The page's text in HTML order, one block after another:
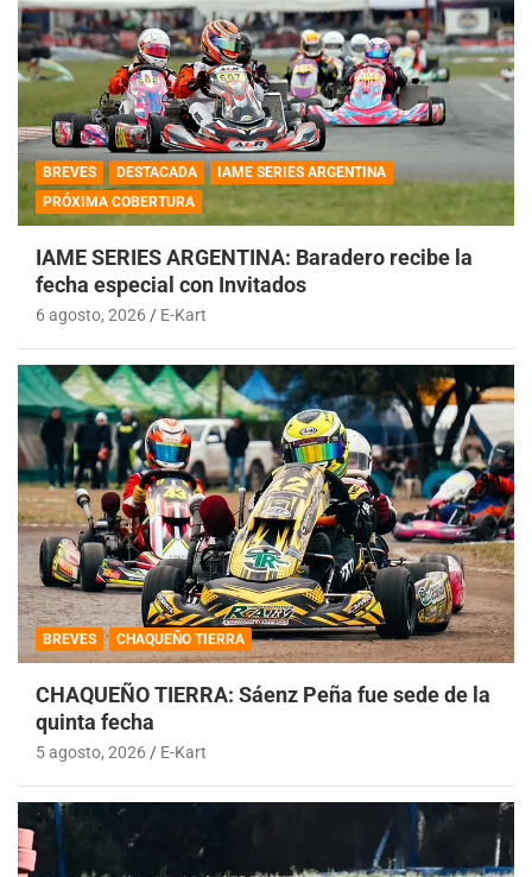
BREVES DESTACADA
IAME SERIES ARGENTINA
PRÓXIMA COBERTURA
IAME SERIES ARGENTINA: Baradero recibe la
fecha especial con Invitados
6 agosto, 2026 E-Kart
BREVES CHAQUEÑO TIERRA
CHAQUEÑO TIERRA: Sáenz Peña fue sede de la
quinta fecha
5 agosto, 2026 E-Kart